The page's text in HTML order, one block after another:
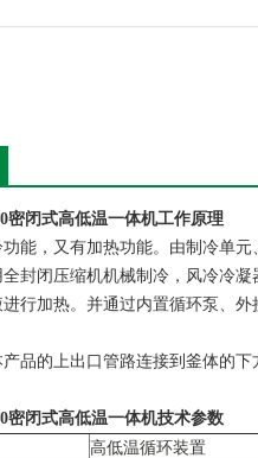
密闭式高低温一体机工作原理
能，又有加热功能。由制冷单元
封闭压缩机机械制冷，风冷冷
行加热。并通过内置循环泵、
品的上出口管路连接到釜体的
密闭式高低温一体机技术参数
高低温循环装置